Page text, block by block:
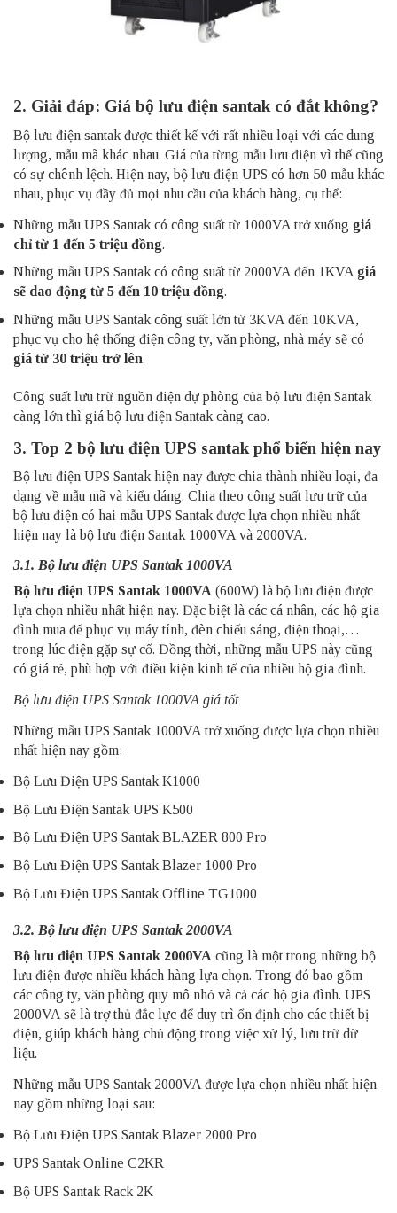
2. Giải đáp: Giá bộ lưu điện santak có đắt không?
Bộ lưu điện santak được thiết kế với rất nhiều loại với các dung
lượng, mẫu mã khác nhau. Giá của từng mẫu lưu điện vì thế cũng
có sự chênh lệch. Hiện nay, bộ lưu điện UPS có hơn 50 mẫu khác
nhau, phục vụ đầy đủ mọi nhu cầu của khách hàng, cụ thể:
Những mẫu UPS Santak có công suất từ 1000VA trở xuống giá
chỉ từ 1 đến 5 triệu đồng.
Những mẫu UPS Santak có công suất từ 2000VA đến 1KVA giá
sẽ dao động từ 5 đến 10 triệu đồng.
Những mẫu UPS Santak công suất lớn từ 3KVA đến 10KVA,
phục vụ cho hệ thống điện công ty, văn phòng, nhà máy sẽ có
giá từ 30 triệu trở lên.
Công suất lưu trữ nguồn điện dự phòng của bộ lưu điện Santak
càng lớn thì giá bộ lưu điện Santak càng cao.
3. Top 2 bộ lưu điện UPS santak phổ biến hiện nay
Bộ lưu điện UPS Santak hiện nay được chia thành nhiều loại, đa
dạng về mẫu mã và kiểu dáng. Chia theo công suất lưu trữ của
bộ lưu điện có hai mẫu UPS Santak được lựa chọn nhiều nhất
hiện nay là bộ lưu điện Santak 1000VA và 2000VA.
3.1. Bộ lưu điện UPS Santak 1000VA
Bộ lưu điện UPS Santak 1000VA (600W) là bộ lưu điện được
lựa chọn nhiều nhất hiện nay. Đặc biệt là các cá nhân, các hộ gia
đình mua để phục vụ máy tính, đèn chiếu sáng, điện thoại,…
trong lúc điện gặp sự cố. Đồng thời, những mẫu UPS này cũng
có giá rẻ, phù hợp với điều kiện kinh tế của nhiều hộ gia đình.
Bộ lưu điện UPS Santak 1000VA giá tốt
Những mẫu UPS Santak 1000VA trở xuống được lựa chọn nhiều
nhất hiện nay gồm:
Bộ Lưu Điện UPS Santak K1000
Bộ Lưu Điện Santak UPS K500
Bộ Lưu Điện UPS Santak BLAZER 800 Pro
Bộ Lưu Điện UPS Santak Blazer 1000 Pro
Bộ Lưu Điện UPS Santak Offline TG1000
3.2. Bộ lưu điện UPS Santak 2000VA
Bộ lưu điện UPS Santak 2000VA cũng là một trong những bộ
lưu điện được nhiều khách hàng lựa chọn. Trong đó bao gồm
các công ty, văn phòng quy mô nhỏ và cả các hộ gia đình. UPS
2000VA sẽ là trợ thủ đắc lực để duy trì ổn định cho các thiết bị
điện, giúp khách hàng chủ động trong việc xử lý, lưu trữ dữ
liệu.
Những mẫu UPS Santak 2000VA được lựa chọn nhiều nhất hiện
nay gồm những loại sau:
Bộ Lưu Điện UPS Santak Blazer 2000 Pro
UPS Santak Online C2KR
Bộ UPS Santak Rack 2K